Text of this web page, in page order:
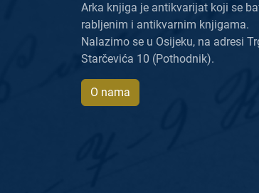
Arka knjiga je antikvarijat koji se
rabljenim i antikvarnim knjigama.
Nalazimo se u Osijeku, na adresi
Starčevića 10 (Pothodnik).
O nama